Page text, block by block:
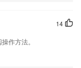
复习。
助及交流平台,帮助学
14
作方法。